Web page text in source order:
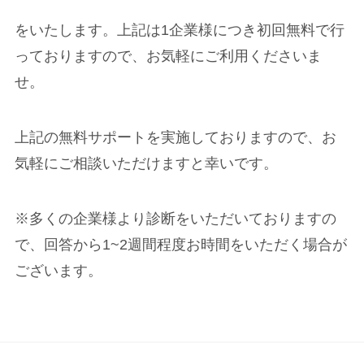
をいたします。上記は1企業様につき初回無料で行
っておりますので、お気軽にご利用くださいま
せ。
上記の無料サポートを実施しておりますので、お
気軽にご相談いただけますと幸いです。
※多くの企業様より診断をいただいておりますの
で、回答から1~2週間程度お時間をいただく場合が
ございます。